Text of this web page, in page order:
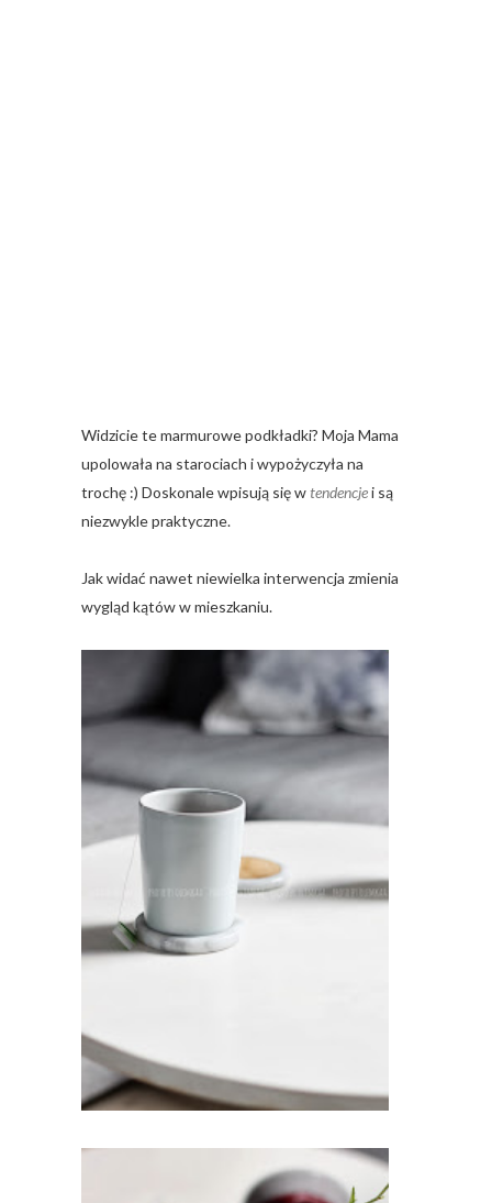
Widzicie te marmurowe podkładki? Moja Mama
upolowała na starociach i wypożyczyła na
trochę :) Doskonale wpisują się wtendencjei są
niezwykle praktyczne.
Jak widać nawet niewielka interwencja zmienia
wygląd kątów w mieszkaniu.